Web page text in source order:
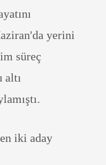
yerini
süreç
altı
iki aday